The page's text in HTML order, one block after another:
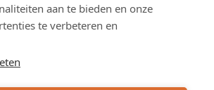
aan te bieden en onze
te verbeteren en
u in op de nieuwsbrief